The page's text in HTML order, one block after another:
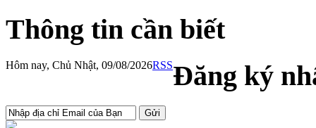
Thông tin cần biết
Hôm nay, Chủ Nhật, 09/08/2026RSSĐăng ký